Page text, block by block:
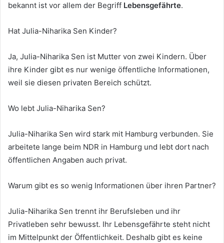
bekannt ist vor allem der Begriff Lebensgefährte.
Hat Julia-Niharika Sen Kinder?
Ja, Julia-Niharika Sen ist Mutter von zwei Kindern. Über
ihre Kinder gibt es nur wenige öffentliche Informationen,
weil sie diesen privaten Bereich schützt.
Wo lebt Julia-Niharika Sen?
Julia-Niharika Sen wird stark mit Hamburg verbunden. Sie
arbeitete lange beim NDR in Hamburg und lebt dort nach
öffentlichen Angaben auch privat.
Warum gibt es so wenig Informationen über ihren Partner?
Julia-Niharika Sen trennt ihr Berufsleben und ihr
Privatleben sehr bewusst. Ihr Lebensgefährte steht nicht
im Mittelpunkt der Öffentlichkeit. Deshalb gibt es keine